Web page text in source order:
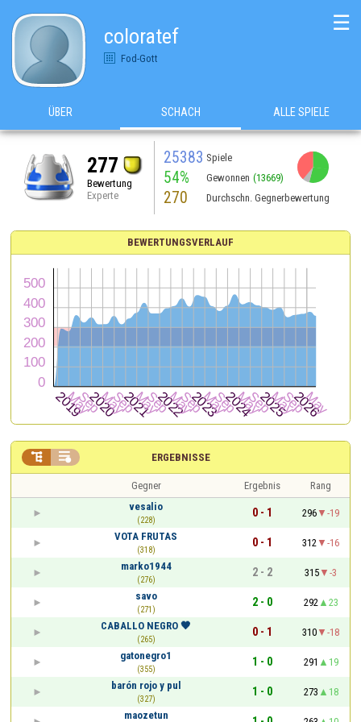
coloratef
Fod-Gott
☰
ÜBER SCHACH ALLE SPIELE
277
Bewertung
Experte
25383 Spiele
54% Gewonnen (13669)
270 Durchschn. Gegnerbewertung
BEWERTUNGSVERLAUF
ERGEBNISSE
 
Gegner Ergebnis
Rang
vesalio
(228)
0 - 1 296
-19
VOTA FRUTAS
(318)
0 - 1 312
-16
marko1944
(276)
2 - 2 315
-3
savo
(271)
2 - 0 292
23
CABALLO NEGRO 🖤
(265)
0 - 1 310
-18
gatonegro1
(355)
1 - 0 291
19
barón rojo y pul
(327)
1 - 0 273
18
maozetun